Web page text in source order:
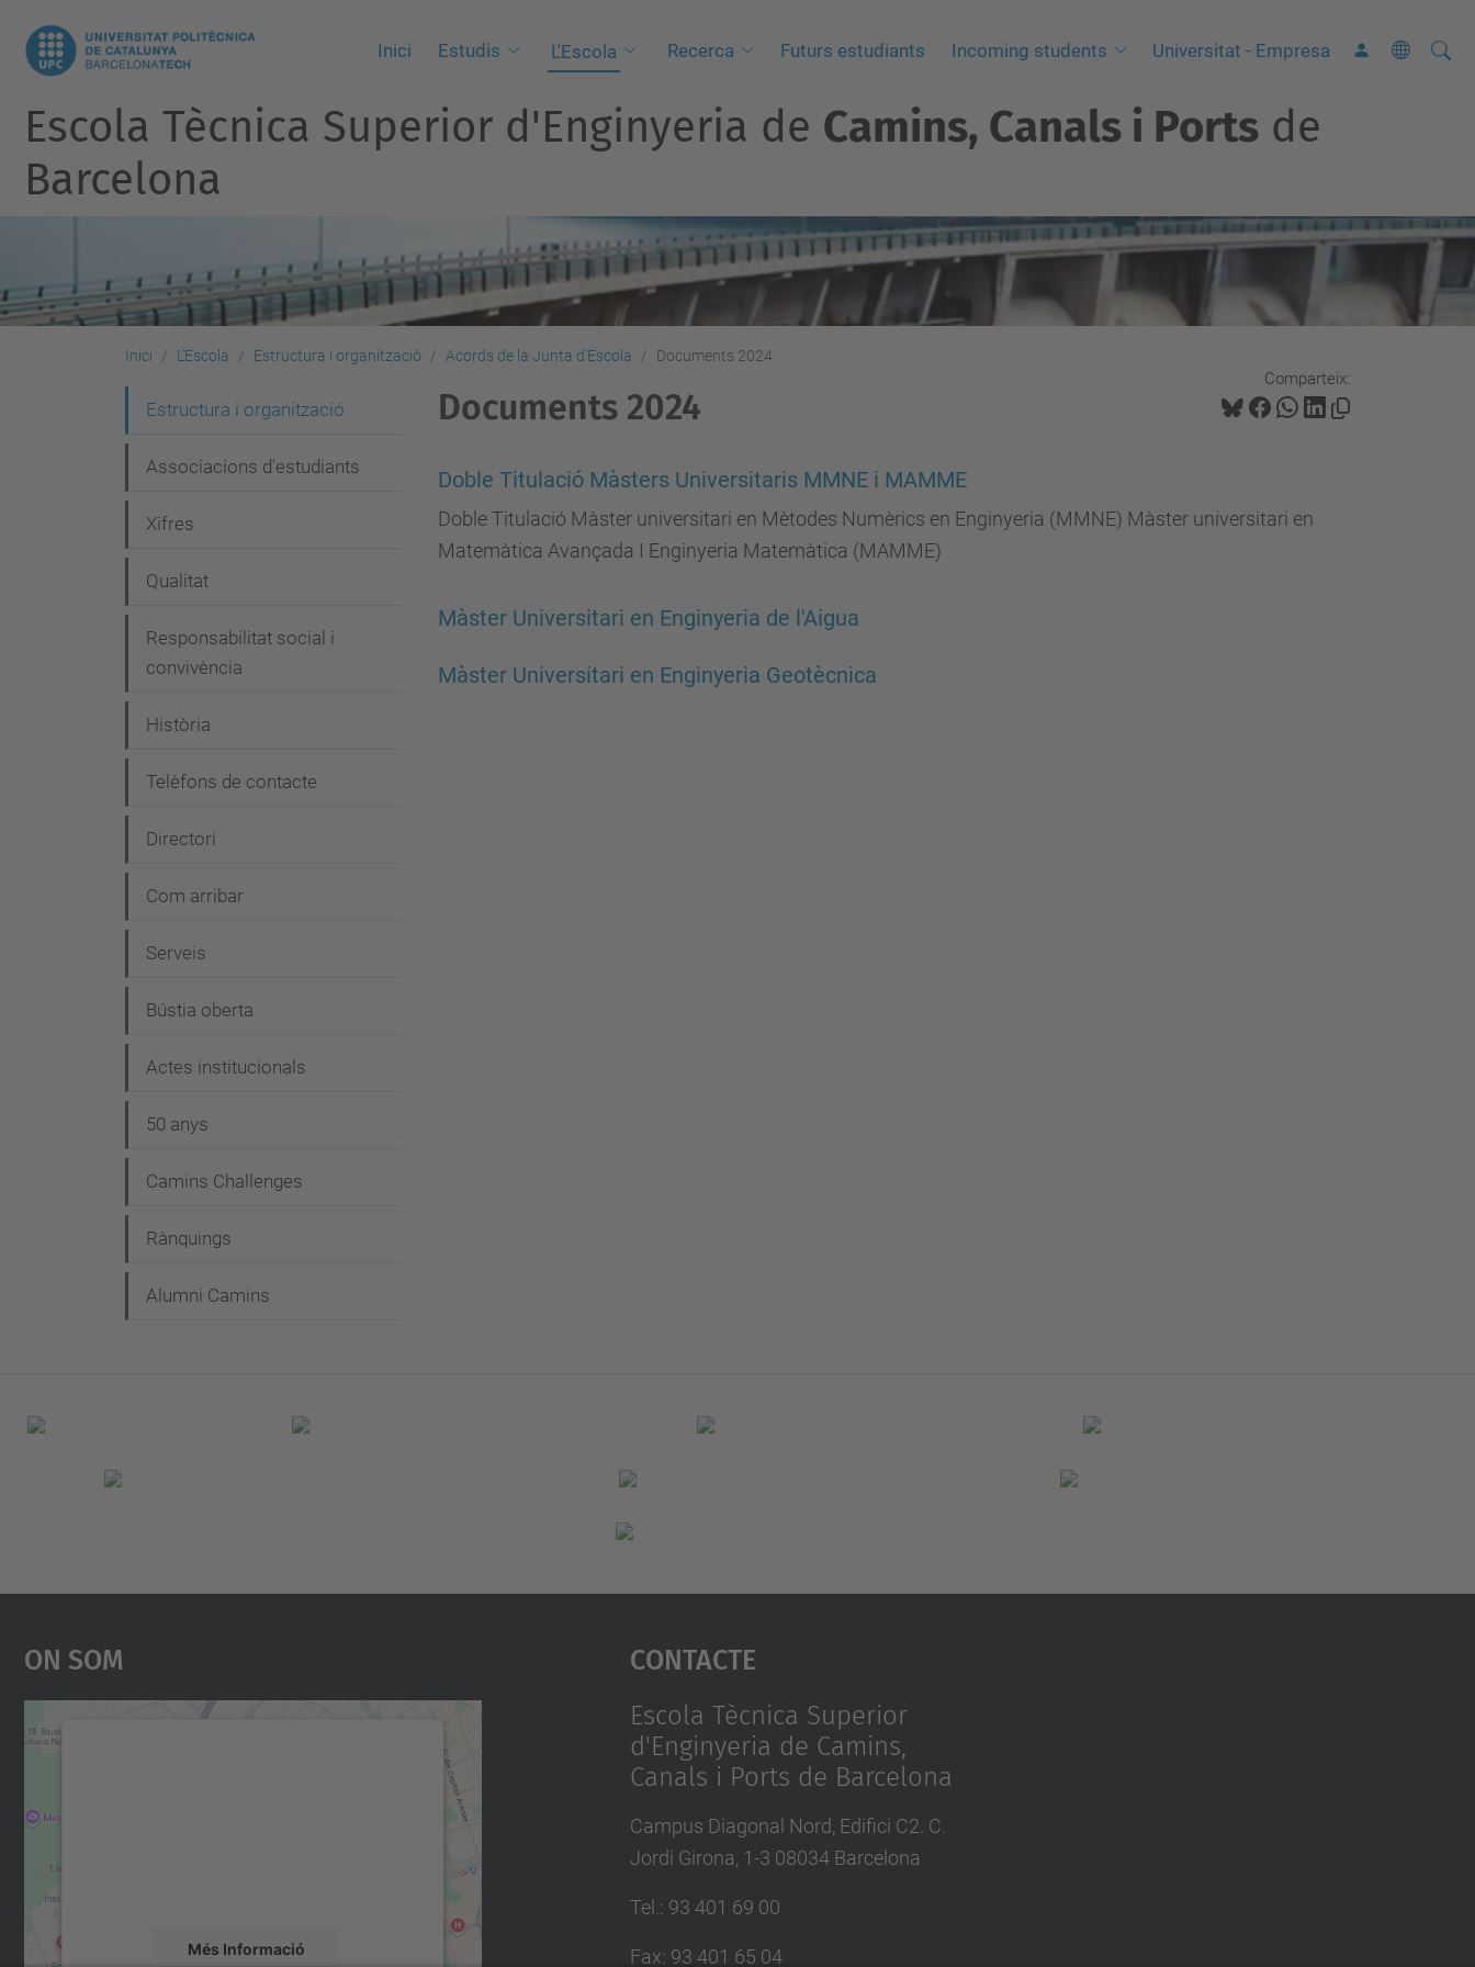
Inici Estudis L'Escola Recerca Futurs estudiants Incoming students Universitat - Empresa Cerca
C
v
a
Escola Tècnica Superior d'Enginyeria de Camins, Canals i Portsde
Barcelona
Inici L'Escola Estructura i organització Acords de la Junta d'Escola Documents 2024
Comparteix:
Documents 2024
Doble Titulació Màsters Universitaris MMNE i MAMME
Doble Titulació Màster universitari en Mètodes Numèrics en Enginyeria (MMNE) Màster universitari en
Matemàtica Avançada I Enginyeria Matemàtica (MAMME)
Màster Universitari en Enginyeria de l'Aigua
Màster Universitari en Enginyeria Geotècnica
a
v
g
a
ó
Estructura i organització
Associacions d'estudiants
Xifres
Qualitat
Responsabilitat social i
convivència
Història
Telèfons de contacte
Directori
Com arribar
Serveis
Bústia oberta
Actes institucionals
50 anys
Camins Challenges
Rànquings
Alumni Camins
On Som
Més Informació
Contacte
Escola Tècnica Superior
d'Enginyeria de Camins,
Canals i Ports de Barcelona
Campus Diagonal Nord, Edifici C2. C.
Jordi Girona, 1-3 08034 Barcelona
Tel.: 93 401 69 00
Fax: 93 401 65 04